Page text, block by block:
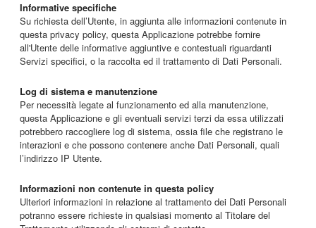
Informative specifiche
Su richiesta dell’Utente, in aggiunta alle informazioni contenute in
questa privacy policy, questa Applicazione potrebbe fornire
all'Utente delle informative aggiuntive e contestuali riguardanti
Servizi specifici, o la raccolta ed il trattamento di Dati Personali.
Log di sistema e manutenzione
Per necessità legate al funzionamento ed alla manutenzione,
questa Applicazione e gli eventuali servizi terzi da essa utilizzati
potrebbero raccogliere log di sistema, ossia file che registrano le
interazioni e che possono contenere anche Dati Personali, quali
l’indirizzo IP Utente.
Informazioni non contenute in questa policy
Ulteriori informazioni in relazione al trattamento dei Dati Personali
potranno essere richieste in qualsiasi momento al Titolare del